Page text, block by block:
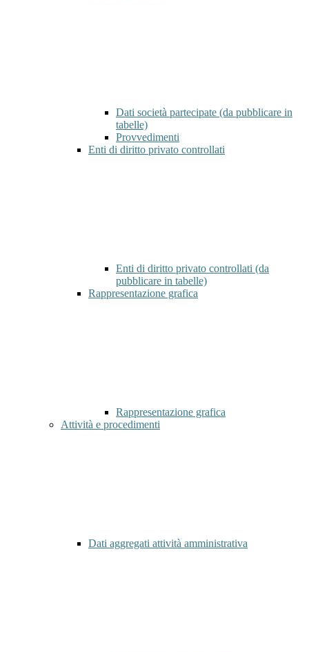
Dati società partecipate (da pubblicare in
tabelle)
Provvedimenti
Enti di diritto privato controllati
Enti di diritto privato controllati (da
pubblicare in tabelle)
Rappresentazione grafica
Rappresentazione grafica
Attività e procedimenti
Dati aggregati attività amministrativa